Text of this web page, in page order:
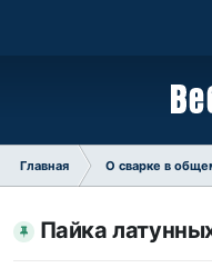
Главная О сварке в
Пайка